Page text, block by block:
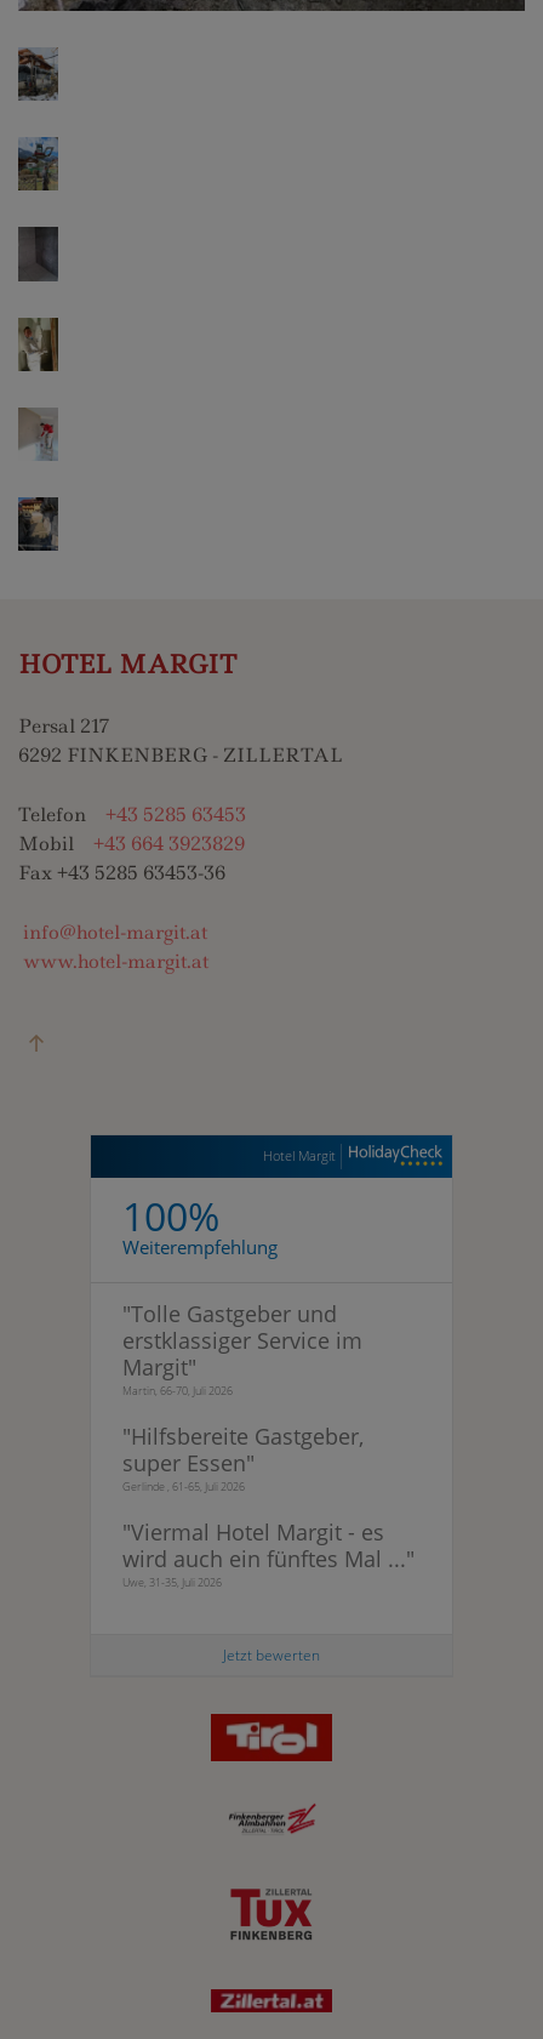
HOTEL MARGIT
Persal 217
6292 FINKENBERG - ZILLERTAL
Telefon +43 5285 63453
Mobil +43 664 3923829
Fax +43 5285 63453-36
info@hotel-margit.at
www.hotel-margit.at
Hotel Margit
100%
Weiterempfehlung
"Tolle Gastgeber und
erstklassiger Service im
Margit"
Martin, 66-70, Juli 2026
"Hilfsbereite Gastgeber,
super Essen"
Gerlinde , 61-65, Juli 2026
"Viermal Hotel Margit - es
wird auch ein fünftes Mal ..."
Uwe, 31-35, Juli 2026
Jetzt bewerten